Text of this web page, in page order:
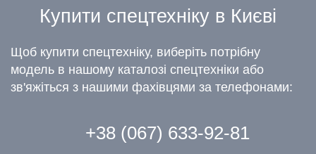
Купити спецтехніку в Києві
Щоб купити спецтехніку, виберіть потрібну
модель в нашому каталозі спецтехніки або
зв'яжіться з нашими фахівцями за телефонами:
+38 (067) 633-92-81